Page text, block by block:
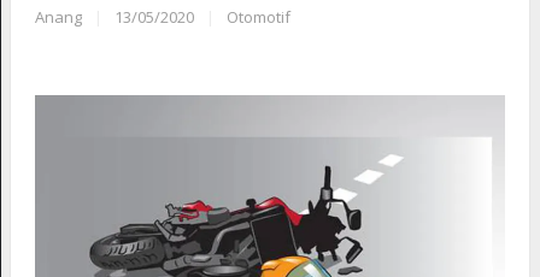
Anang 13/05/2020 Otomotif